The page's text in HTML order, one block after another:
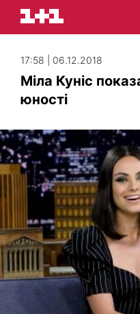
17:58 | 06.12.2018
Міла Куніс
юності